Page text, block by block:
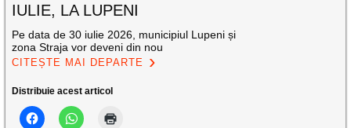
IULIE, LA LUPENI
Pe data de 30 iulie 2026, municipiul Lupeni și
zona Straja vor deveni din nou
CITEȘTE MAI DEPARTE
Distribuie acest articol